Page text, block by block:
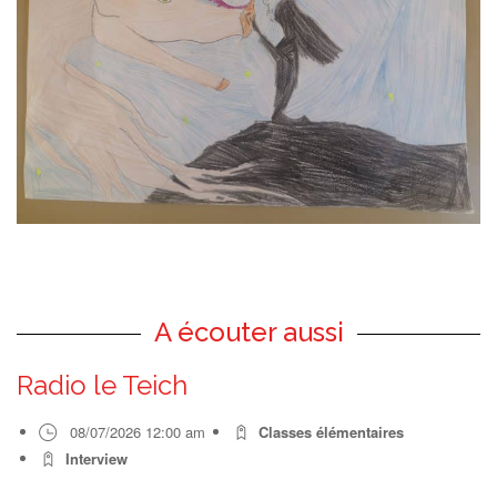
A écouter aussi
Radio le Teich
08/07/2026 12:00 am
Classes élémentaires
Interview